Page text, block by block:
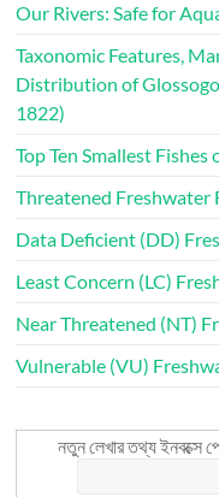
Our Rivers: Safe for
Taxonomic Features,
Distribution of
1822)
Top Ten Smallest Fishes
Threatened Freshwater
Data Deficient (DD)
Least Concern (LC)
Near Threatened (NT)
Vulnerable (VU)
নতুন লেখার তথ্য ইনবক্সে